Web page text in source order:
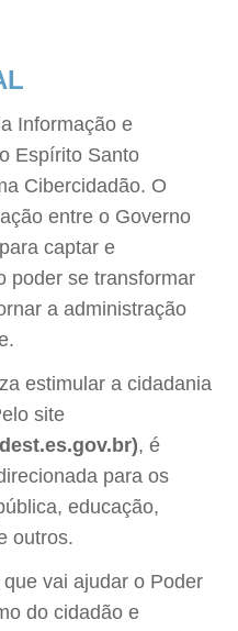
Informação e
Espírito Santo
Cibercidadão. O
entre o Governo
captar e
poder se transformar
a administração
estimular a cidadania
site
, é
para os
educação,
outros.
vai ajudar o Poder
do cidadão e